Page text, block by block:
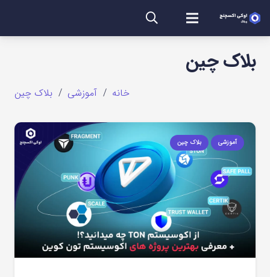
بلاک چین
خانه / آموزشی / بلاک چین
آموزشی بلاک چین